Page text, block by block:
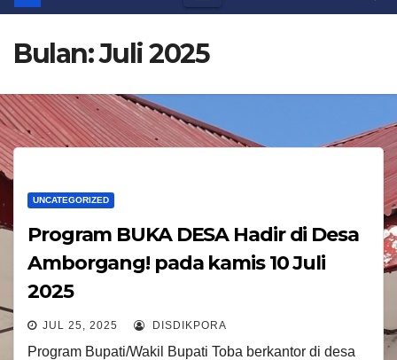
Bulan:Juli 2025
UNCATEGORIZED
Program BUKA DESA Hadir di Desa
Amborgang! pada kamis 10 Juli
2025
JUL 25, 2025 DISDIKPORA
Program Bupati/Wakil Bupati Toba berkantor di desa